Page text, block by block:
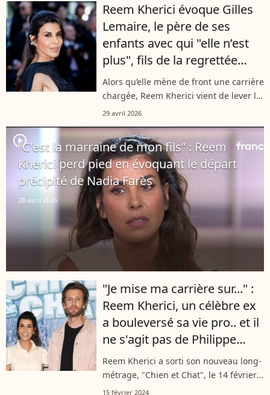
confidences sur son histoire d'amour...
Reem Kherici évoque Gilles
Lemaire, le père de ses
enfants avec qui "elle n’est
plus", fils de la regrettée
baronne Myriam Ullens
Alors qu’elle mène de front une carrière
chargée, Reem Kherici vient de lever le
voile sur sa situation sentimentale
la réalisatrice de 43...
29 avril 2026
player2
“C'est la marraine de mon fils” : Reem
Kherici perd pied en évoquant le départ
précipité de Nadia Farès
28 avril 2026
"Je mise ma carrière sur..." :
Reem Kherici, un célèbre ex
a bouleversé sa vie pro.. et il
ne s'agit pas de Philippe
Lacheau !
Reem Kherici a sorti son nouveau long-
métrage, "Chien et Chat", le 14 février
2024 au cinéma. Ce projet n'aurait sans
15 février 2024